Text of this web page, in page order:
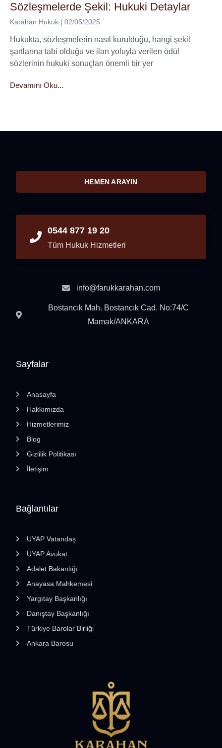
Sözleşmelerde Şekil: Hukuki Detaylar
Karahan Hukuk 02/05/2025
Hukukta, sözleşmelerin nasıl kurulduğu, hangi şekil
şartlarına tabi olduğu ve ilan yoluyla verilen ödül
sözlerinin hukuki sonuçları önemli bir yer
Devamını Oku...
Bağlantılar
UYAP Vatandaş
UYAP Avukat
Adalet Bakanlığı
Anayasa Mahkemesi
Yargıtay Başkanlığı
Danıştay Başkanlığı
Türkiye Barolar Birliği
Ankara Barosu
Sayfalar
Anasayfa
Hakkımızda
Hizmetlerimiz
Blog
Gizlilik Politikası
İletişim
HEMEN ARAYIN
0544 877 19 20
Tüm Hukuk Hizmetleri
info@farukkarahan.com
Bostancık Mah. Bostancık Cad. No:74/C
Mamak/ANKARA